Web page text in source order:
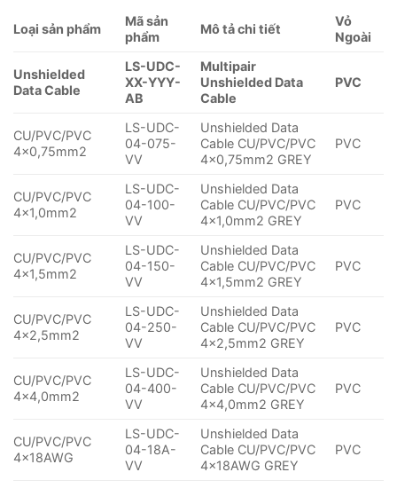
Loại sản phẩm
Mã sản
phẩm
Mô tả chi tiết
Vỏ
Ngoài
Unshielded
Data Cable
LS-UDC-
XX-YYY-
AB
Multipair
Unshielded Data
Cable
PVC
CU/PVC/PVC
4×0,75mm2
LS-UDC-
04-075-
VV
Unshielded Data
Cable CU/PVC/PVC
4×0,75mm2 GREY
PVC
CU/PVC/PVC
4×1,0mm2
LS-UDC-
04-100-
VV
Unshielded Data
Cable CU/PVC/PVC
4×1,0mm2 GREY
PVC
CU/PVC/PVC
4×1,5mm2
LS-UDC-
04-150-
VV
Unshielded Data
Cable CU/PVC/PVC
4×1,5mm2 GREY
PVC
CU/PVC/PVC
4×2,5mm2
LS-UDC-
04-250-
VV
Unshielded Data
Cable CU/PVC/PVC
4×2,5mm2 GREY
PVC
CU/PVC/PVC
4×4,0mm2
LS-UDC-
04-400-
VV
Unshielded Data
Cable CU/PVC/PVC
4×4,0mm2 GREY
PVC
CU/PVC/PVC
4x18AWG
LS-UDC-
04-18A-
VV
Unshielded Data
Cable CU/PVC/PVC
4x18AWG GREY
PVC